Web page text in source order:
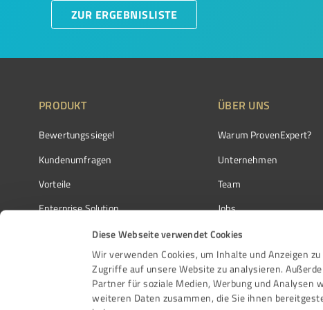
Diese Webseite verwendet Cookies
Wir verwenden Cookies, um Inhalte und Anzeigen
Zugriffe auf unsere Website zu analysieren.
Partner für soziale Medien, Werbung und
weiteren Daten zusammen, die Sie ihnen
ZUR ERGEBNISLISTE
PRODUKT
Bewertungssiegel
Kundenumfragen
Vorteile
Enterprise Solution
Partnerprogramm
Auszeichnungen
ÜBER UNS
Warum ProvenExpert?
Unternehmen
Team
Jobs
Kundenstimmen
Kontakt